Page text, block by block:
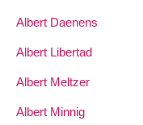
Albert Daenens
Albert Libertad
Albert Meltzer
Albert Minnig